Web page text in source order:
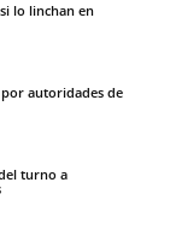
lo linchan en
autoridades de
turno a